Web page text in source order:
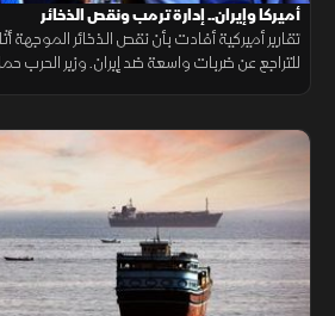
أميركا وإيران.. إدارة ترمب ونقص الذخائر
تقارير أميركية أفادت بأن نقص الذخائر
للتراجع عن ضربات واسعة ضد إيران. وزير الحرب